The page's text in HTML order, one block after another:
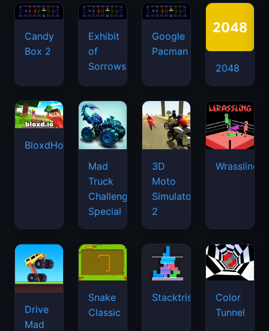
Candy
Box 2
Exhibit
of
Sorrows
Google
Pacman
2048
BloxdHop.io
Mad
Truck
Challenge
Special
3D
Moto
Simulator
2
Wrassling
Drive
Mad
Snake
Classic
Stacktris
Color
Tunnel